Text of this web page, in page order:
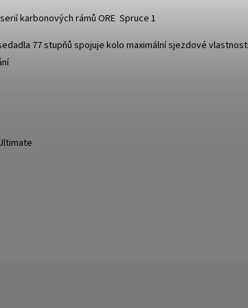
karbonových rámů ORE Spruce 1
77 stupňů spojuje kolo maximální sjezdové